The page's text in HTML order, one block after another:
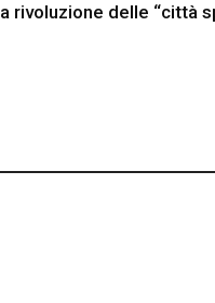
rivoluzione delle “città